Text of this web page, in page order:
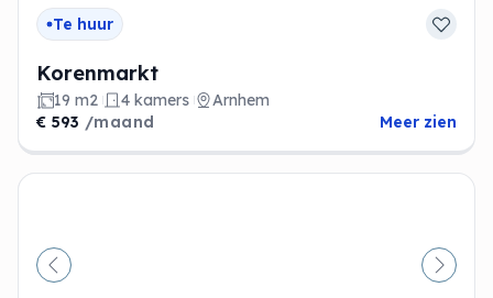
Te huur
Korenmarkt
19 m2 4 kamers
Arnhem
€ 593 /maand Meer zien
Vorige